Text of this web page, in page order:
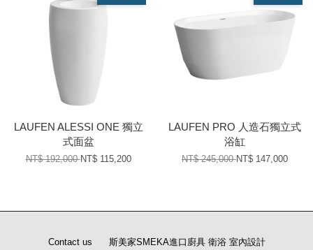
LAUFEN ALESSI ONE 獨立
式面盆
NT$ 192,000NT$ 115,200
LAUFEN PRO 人造石獨立式
浴缸
NT$ 245,000NT$ 147,000
Contact us 斯美家SMEKA進口廚具 衛浴 室內設計